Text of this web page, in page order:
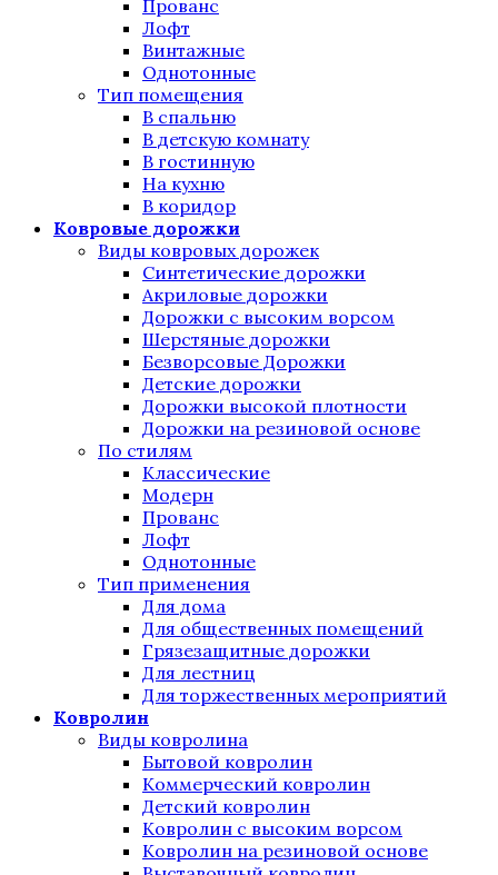
Прованс
Лофт
Винтажные
Однотонные
Тип помещения
В спальню
В детскую комнату
В гостинную
На кухню
В коридор
Ковровые дорожки
Виды ковровых дорожек
Синтетические дорожки
Акриловые дорожки
Дорожки с высоким ворсом
Шерстяные дорожки
Безворсовые Дорожки
Детские дорожки
Дорожки высокой плотности
Дорожки на резиновой основе
По стилям
Классические
Модерн
Прованс
Лофт
Однотонные
Тип применения
Для дома
Для общественных помещений
Грязезащитные дорожки
Для лестниц
Для торжественных мероприятий
Ковролин
Виды ковролина
Бытовой ковролин
Коммерческий ковролин
Детский ковролин
Ковролин с высоким ворсом
Ковролин на резиновой основе